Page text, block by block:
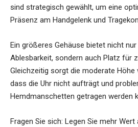
sind strategisch gewählt, um eine
Präsenz am Handgelenk und
Ein größeres Gehäuse bietet nicht
Ablesbarkeit, sondern auch Platz für
Gleichzeitig sorgt die moderate Höhe
dass die Uhr nicht aufträgt und
Hemdmanschetten getragen werden
Fragen Sie sich: Legen Sie mehr